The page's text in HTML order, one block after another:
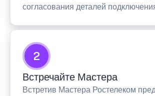
согласования деталей
2
Встречайте Мастера
Встретив Мастера Ростелеком